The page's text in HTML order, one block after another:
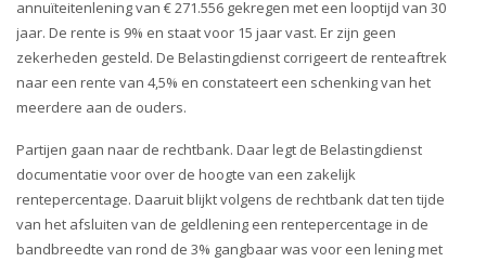
v
i
g
t
n
annuïteitenlening van € 271.556 gekregen met een looptijd van 30
jaar. De rente is 9% en staat voor 15 jaar vast. Er zijn geen
zekerheden gesteld. De Belastingdienst corrigeert de renteaftrek
naar een rente van 4,5% en constateert een schenking van het
meerdere aan de ouders.
Partijen gaan naar de rechtbank. Daar legt de Belastingdienst
documentatie voor over de hoogte van een zakelijk
rentepercentage. Daaruit blijkt volgens de rechtbank dat ten tijde
van het afsluiten van de geldlening een rentepercentage in de
bandbreedte van rond de 3% gangbaar was voor een lening met